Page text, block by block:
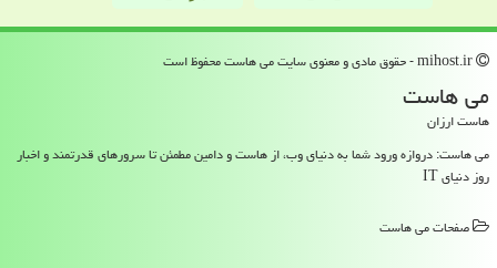
می هاست
هاست ارزان
می هاست: دروازه ورود شما به دنیای وب، از هاست و دامین مطمئن تا سرورهای قدرتمند و اخبار
روز دنیای IT
صفحات می هاست